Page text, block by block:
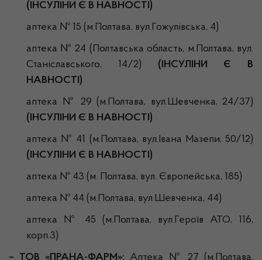
(ІНСУЛІНИ Є В НАВНОСТІ)
аптека № 15 (м.Полтава, вул.Гожулівська, 4)
аптека № 24 (Полтавська область, м.Полтава, вул.
Станіславського, 14/2) (ІНСУЛІНИ Є В
НАВНОСТІ)
аптека № 29 (м.Полтава, вул.Шевченка, 24/37)
(ІНСУЛІНИ Є В НАВНОСТІ)
аптека № 41 (м.Полтава, вул.Івана Мазепи, 50/12)
(ІНСУЛІНИ Є В НАВНОСТІ)
аптека № 43 (м. Полтава, вул. Європейська, 185)
аптека № 44 (м.Полтава, вул.Шевченка, 44)
аптека № 45 (м.Полтава, вул.Героїв АТО, 116,
корп.3)
– ТОВ «ПРАНА-ФАРМ»:Аптека № 27 (м.Полтава,